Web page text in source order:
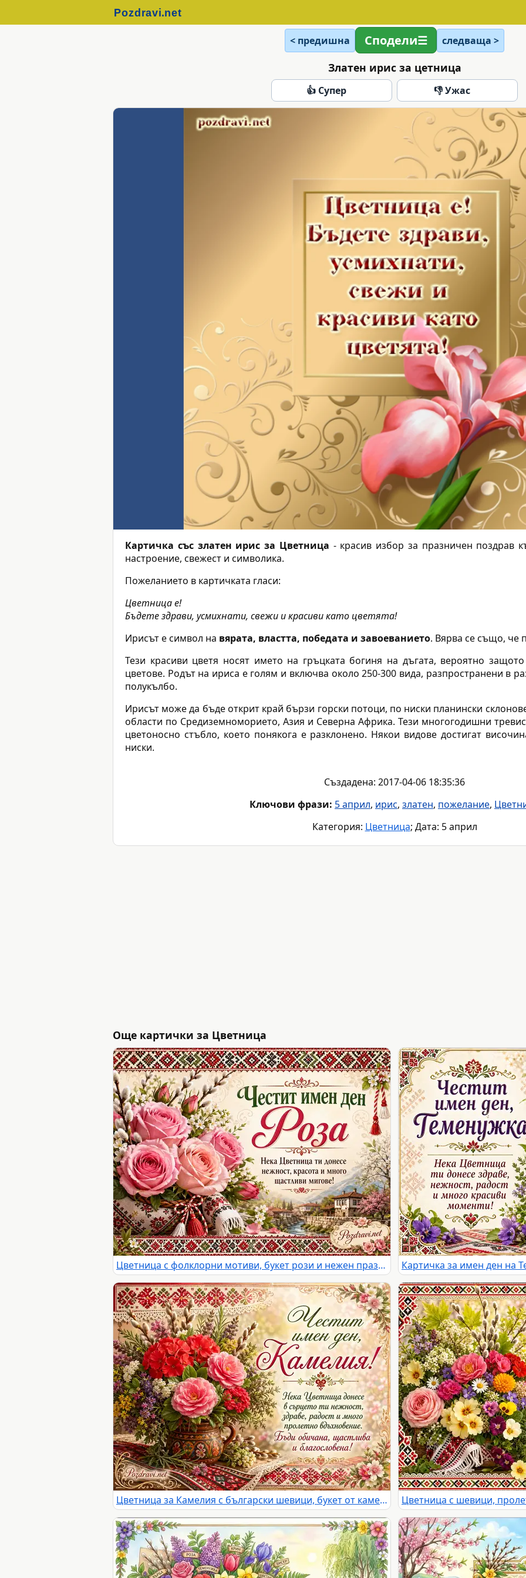
< предишна Сподели следваща >
Златен ирис за цетница
👍 Супер 👎 Ужас
Картичка със златен ирис за Цветница - красив избор за празничен поздрав
настроение, свежест и символика.
Пожеланието в картичката гласи:
Цветница е!
Бъдете здрави, усмихнати, свежи и красиви като цветята!
Ирисът е символ на вярата, властта, победата и завоеванието. Вярва се също, че
Тези красиви цветя носят името на гръцката богиня на дъгата, вероятно
цветове. Родът на ириса е голям и включва около 250-300 вида, разпространени в
полукълбо.
Ирисът може да бъде открит край бързи горски потоци, по ниски планински
области по Средиземноморието, Азия и Северна Африка. Тези многогодишни
цветоносно стъбло, което понякога е разклонено. Някои видове достигат
ниски.
Създадена: 2017-04-06 18:35:36
Ключови фрази: 5 април, ирис, златен, пожелание,
Категория: Цветница; Дата: 5 април
Още картички за Цветница
Цветница с фолклорни мотиви, букет рози и нежен празничен надпис за имен ден Роза
Цветница за Камелия с български шевици, букет от камелии, здравец, върба и пролетно послание